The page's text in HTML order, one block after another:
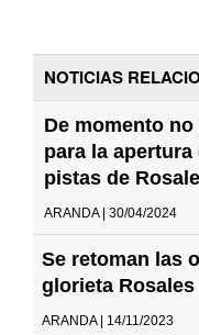
NOTICIAS
De momento
para la apertura
pistas de
ARANDA | 30/04/2024
Se retoman las
glorieta Rosales
ARANDA | 14/11/2023